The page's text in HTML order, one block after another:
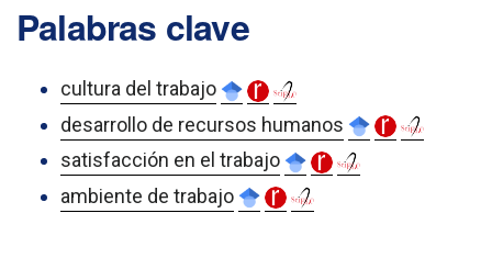
Palabras clave
cultura del trabajo
desarrollo de recursos humanos
satisfacción en el trabajo
ambiente de trabajo